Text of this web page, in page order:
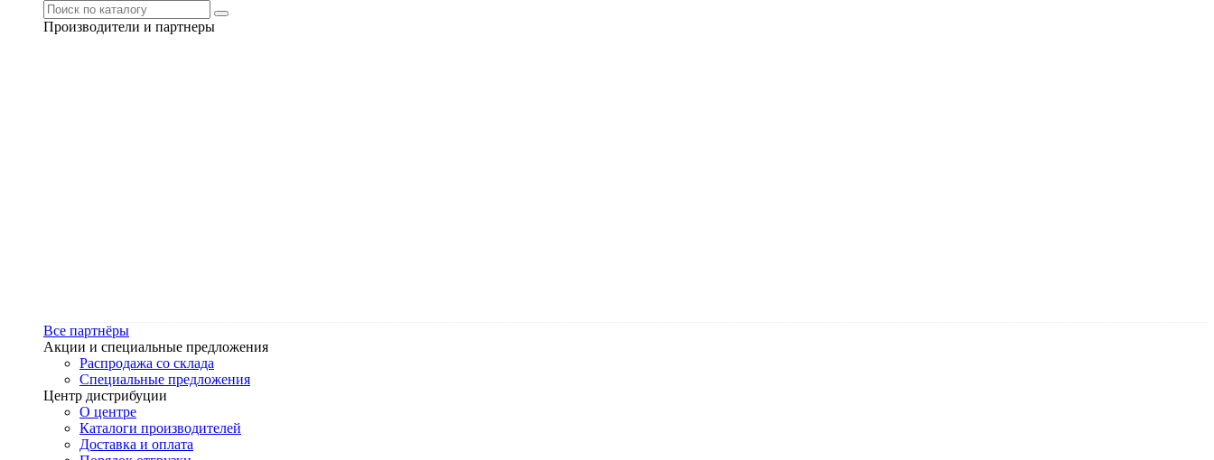
Производители и партнеры
Все партнёры
Акции и специальные предложения
Распродажа со склада
Специальные предложения
Центр дистрибуции
О центре
Каталоги производителей
Доставка и оплата